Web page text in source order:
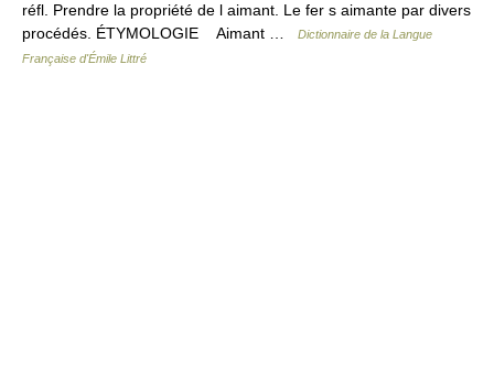
réfl. Prendre la propriété de l aimant. Le fer s aimante par divers
procédés. ÉTYMOLOGIE Aimant …
Dictionnaire de la Langue
Française d'Émile Littré